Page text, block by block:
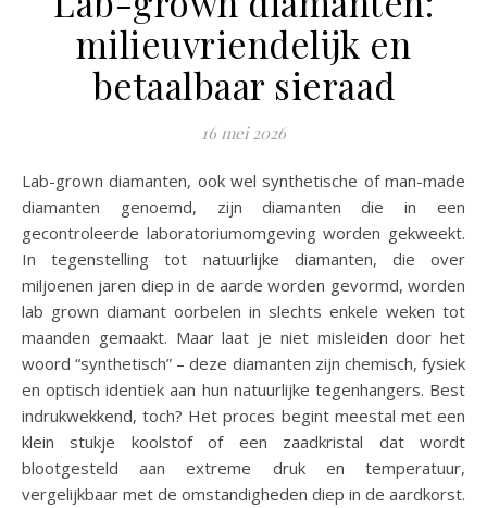
milieuvriendelijk en
betaalbaar sieraad
16 mei 2026
Lab-grown diamanten, ook wel synthetische of man-made
diamanten genoemd, zijn diamanten die in een
gecontroleerde laboratoriumomgeving worden gekweekt.
In tegenstelling tot natuurlijke diamanten, die over
miljoenen jaren diep in de aarde worden gevormd, worden
lab grown diamant oorbelen in slechts enkele weken tot
maanden gemaakt. Maar laat je niet misleiden door het
woord “synthetisch” – deze diamanten zijn chemisch, fysiek
en optisch identiek aan hun natuurlijke tegenhangers. Best
indrukwekkend, toch? Het proces begint meestal met een
klein stukje koolstof of een zaadkristal dat wordt
blootgesteld aan extreme druk en temperatuur,
vergelijkbaar met de omstandigheden diep in de aardkorst.